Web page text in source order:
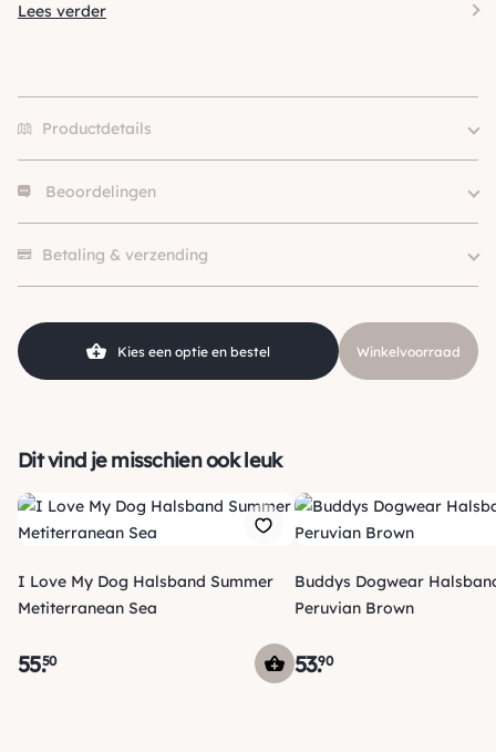
Lees verder
Productdetails
Size
Merk
Rogz For Dogz
Hondgrootte
Soort
Reflectie
Materiaal
Nylon
Beoordelingen
Betaling & verzending
Kies een optie en bestel Winkelvoorraad
Dit vind je misschien ook leuk
I Love My Dog Halsband Summer
Metiterranean Sea
55.50
Buddys Dogwear
Peruvian Brown
53.90